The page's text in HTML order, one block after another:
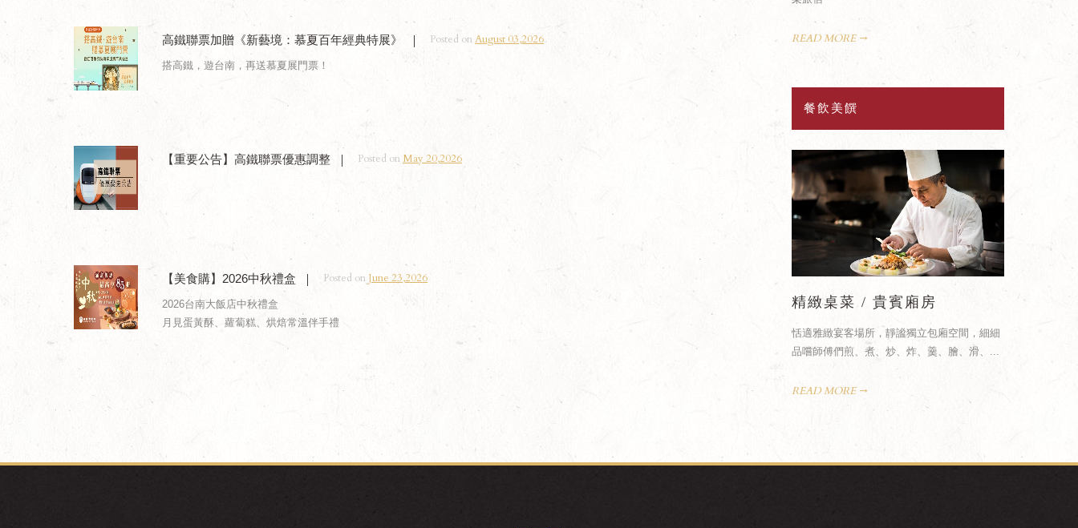
高鐵聯票加贈《新藝境：慕夏百年經典特展》 Posted on August 03,2026
搭高鐵，遊台南，再送慕夏展門票！
【重要公告】高鐵聯票優惠調整 Posted on May 20,2026
【美食購】2026中秋禮盒 Posted on June 23,2026
2026台南大飯店中秋禮盒
月見蛋黃酥、蘿蔔糕、烘焙常溫伴手禮
READ MORE READ MORE
餐飲美饌
精緻桌菜 / 貴賓廂房
恬適雅緻宴客場所，靜謐獨立包廂空間，細細
品嚐師傅們煎、煮、炒、炸、羹、膾、滑、...
READ MORE
歐式自助餐
開放式廚房是廚師們華麗的舞台，
鮮現製自由享用，創意美食多元豐